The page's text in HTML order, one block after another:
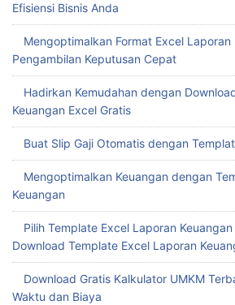
Efisiensi Bisnis Anda
Mengoptimalkan Format Excel Laporan
Pengambilan Keputusan Cepat
Hadirkan Kemudahan dengan
Keuangan Excel Gratis
Buat Slip Gaji Otomatis dengan
Mengoptimalkan Keuangan dengan
Keuangan
Pilih Template Excel Laporan
Download Template Excel Laporan
Download Gratis Kalkulator UMKM
Waktu dan Biaya